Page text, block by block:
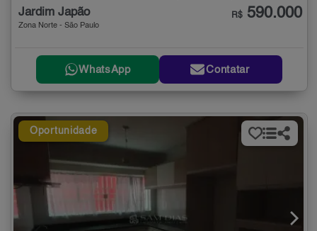
Jardim Japão
Zona Norte - São Paulo
R$ 590.000
WhatsApp Contatar
Oportunidade